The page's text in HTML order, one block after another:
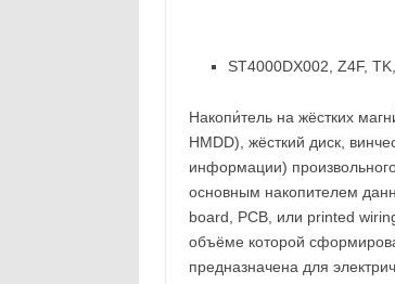
ST4000DX002, Z4F,
Накопи́тель на жёстких
HMDD), жёсткий диск,
информации)
основным накопителем
board, PCB, или printed
объёме которой
предназначена для